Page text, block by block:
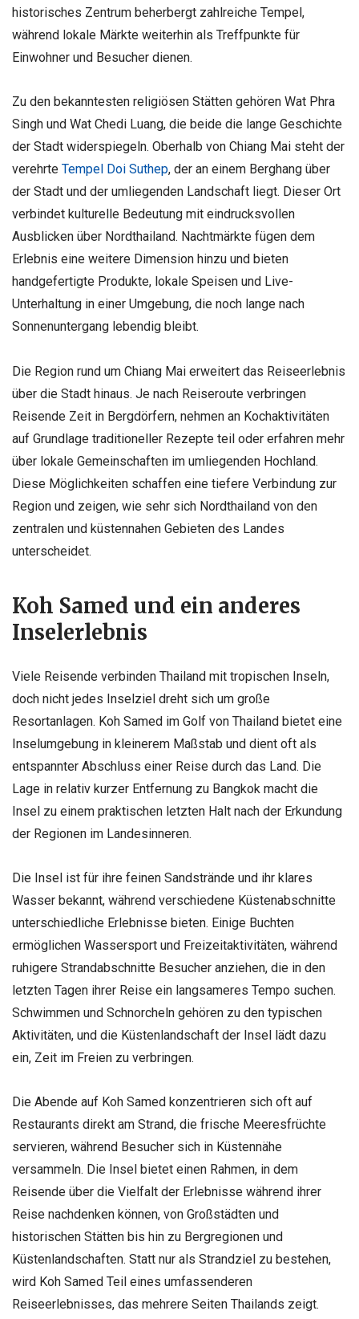
historisches Zentrum beherbergt zahlreiche Tempel,
während lokale Märkte weiterhin als Treffpunkte für
Einwohner und Besucher dienen.
Zu den bekanntesten religiösen Stätten gehören Wat Phra
Singh und Wat Chedi Luang, die beide die lange Geschichte
der Stadt widerspiegeln. Oberhalb von Chiang Mai steht der
verehrte Tempel Doi Suthep, der an einem Berghang über
der Stadt und der umliegenden Landschaft liegt. Dieser Ort
verbindet kulturelle Bedeutung mit eindrucksvollen
Ausblicken über Nordthailand. Nachtmärkte fügen dem
Erlebnis eine weitere Dimension hinzu und bieten
handgefertigte Produkte, lokale Speisen und Live-
Unterhaltung in einer Umgebung, die noch lange nach
Sonnenuntergang lebendig bleibt.
Die Region rund um Chiang Mai erweitert das Reiseerlebnis
über die Stadt hinaus. Je nach Reiseroute verbringen
Reisende Zeit in Bergdörfern, nehmen an Kochaktivitäten
auf Grundlage traditioneller Rezepte teil oder erfahren mehr
über lokale Gemeinschaften im umliegenden Hochland.
Diese Möglichkeiten schaffen eine tiefere Verbindung zur
Region und zeigen, wie sehr sich Nordthailand von den
zentralen und küstennahen Gebieten des Landes
unterscheidet.
Koh Samed und ein anderes
Inselerlebnis
Viele Reisende verbinden Thailand mit tropischen Inseln,
doch nicht jedes Inselziel dreht sich um große
Resortanlagen. Koh Samed im Golf von Thailand bietet eine
Inselumgebung in kleinerem Maßstab und dient oft als
entspannter Abschluss einer Reise durch das Land. Die
Lage in relativ kurzer Entfernung zu Bangkok macht die
Insel zu einem praktischen letzten Halt nach der Erkundung
der Regionen im Landesinneren.
Die Insel ist für ihre feinen Sandstrände und ihr klares
Wasser bekannt, während verschiedene Küstenabschnitte
unterschiedliche Erlebnisse bieten. Einige Buchten
ermöglichen Wassersport und Freizeitaktivitäten, während
ruhigere Strandabschnitte Besucher anziehen, die in den
letzten Tagen ihrer Reise ein langsameres Tempo suchen.
Schwimmen und Schnorcheln gehören zu den typischen
Aktivitäten, und die Küstenlandschaft der Insel lädt dazu
ein, Zeit im Freien zu verbringen.
Die Abende auf Koh Samed konzentrieren sich oft auf
Restaurants direkt am Strand, die frische Meeresfrüchte
servieren, während Besucher sich in Küstennähe
versammeln. Die Insel bietet einen Rahmen, in dem
Reisende über die Vielfalt der Erlebnisse während ihrer
Reise nachdenken können, von Großstädten und
historischen Stätten bis hin zu Bergregionen und
Küstenlandschaften. Statt nur als Strandziel zu bestehen,
wird Koh Samed Teil eines umfassenderen
Reiseerlebnisses, das mehrere Seiten Thailands zeigt.